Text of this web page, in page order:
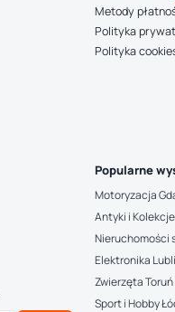
Metody
Polityka
Polityka
Popularne
Motoryzacja
Antyki i
Nieruchomości
Elektronika
Zwierzęta Toruń
Sport i Hobby